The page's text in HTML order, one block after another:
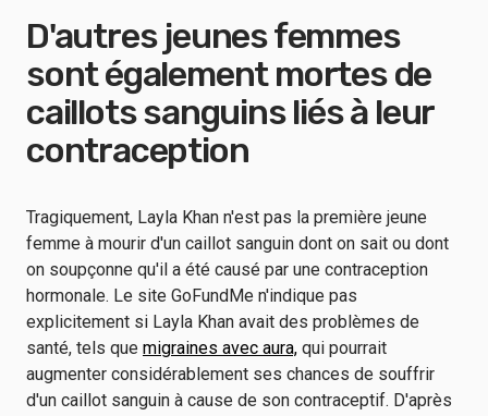
D'autres jeunes femmes
sont également mortes de
caillots sanguins liés à leur
contraception
Tragiquement, Layla Khan n'est pas la première jeune
femme à mourir d'un caillot sanguin dont on sait ou dont
on soupçonne qu'il a été causé par une contraception
hormonale. Le site GoFundMe n'indique pas
explicitement si Layla Khan avait des problèmes de
santé, tels que migraines avec aura, qui pourrait
augmenter considérablement ses chances de souffrir
d'un caillot sanguin à cause de son contraceptif. D'après